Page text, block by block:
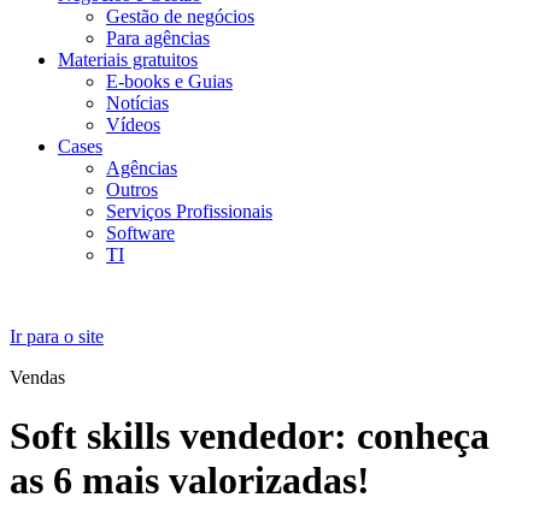
Gestão de negócios
Para agências
Materiais gratuitos
E-books e Guias
Notícias
Vídeos
Cases
Agências
Outros
Serviços Profissionais
Software
TI
Ir para o site
Vendas
Soft skills vendedor: conheça
as 6 mais valorizadas!